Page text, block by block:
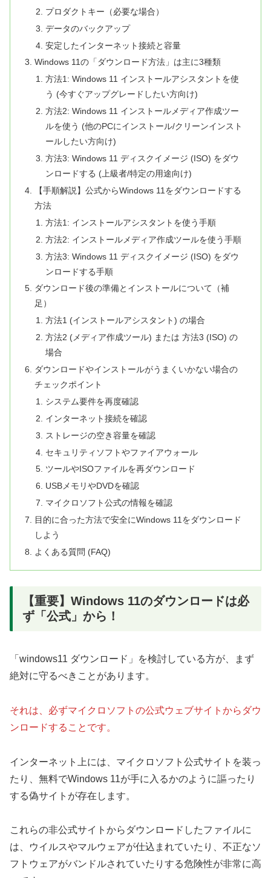
プロダクトキー（必要な場合）
データのバックアップ
安定したインターネット接続と容量
Windows 11の「ダウンロード方法」は主に3種類
方法1: Windows 11 インストールアシスタントを使
う (今すぐアップグレードしたい方向け)
方法2: Windows 11 インストールメディア作成ツー
ルを使う (他のPCにインストール/クリーンインスト
ールしたい方向け)
方法3: Windows 11 ディスクイメージ (ISO) をダウ
ンロードする (上級者/特定の用途向け)
【手順解説】公式からWindows 11をダウンロードする
方法
方法1: インストールアシスタントを使う手順
方法2: インストールメディア作成ツールを使う手順
方法3: Windows 11 ディスクイメージ (ISO) をダウ
ンロードする手順
ダウンロード後の準備とインストールについて（補
足）
方法1 (インストールアシスタント) の場合
方法2 (メディア作成ツール) または 方法3 (ISO) の
場合
ダウンロードやインストールがうまくいかない場合の
チェックポイント
システム要件を再度確認
インターネット接続を確認
ストレージの空き容量を確認
セキュリティソフトやファイアウォール
ツールやISOファイルを再ダウンロード
USBメモリやDVDを確認
マイクロソフト公式の情報を確認
目的に合った方法で安全にWindows 11をダウンロード
しよう
よくある質問 (FAQ)
【重要】Windows 11のダウンロードは必
ず「公式」から！
「windows11 ダウンロード」を検討している方が、まず
絶対に守るべきことがあります。
それは、必ずマイクロソフトの公式ウェブサイトからダウ
ンロードすることです。
インターネット上には、マイクロソフト公式サイトを装っ
たり、無料でWindows 11が手に入るかのように謳ったり
する偽サイトが存在します。
これらの非公式サイトからダウンロードしたファイルに
は、ウイルスやマルウェアが仕込まれていたり、不正なソ
フトウェアがバンドルされていたりする危険性が非常に高